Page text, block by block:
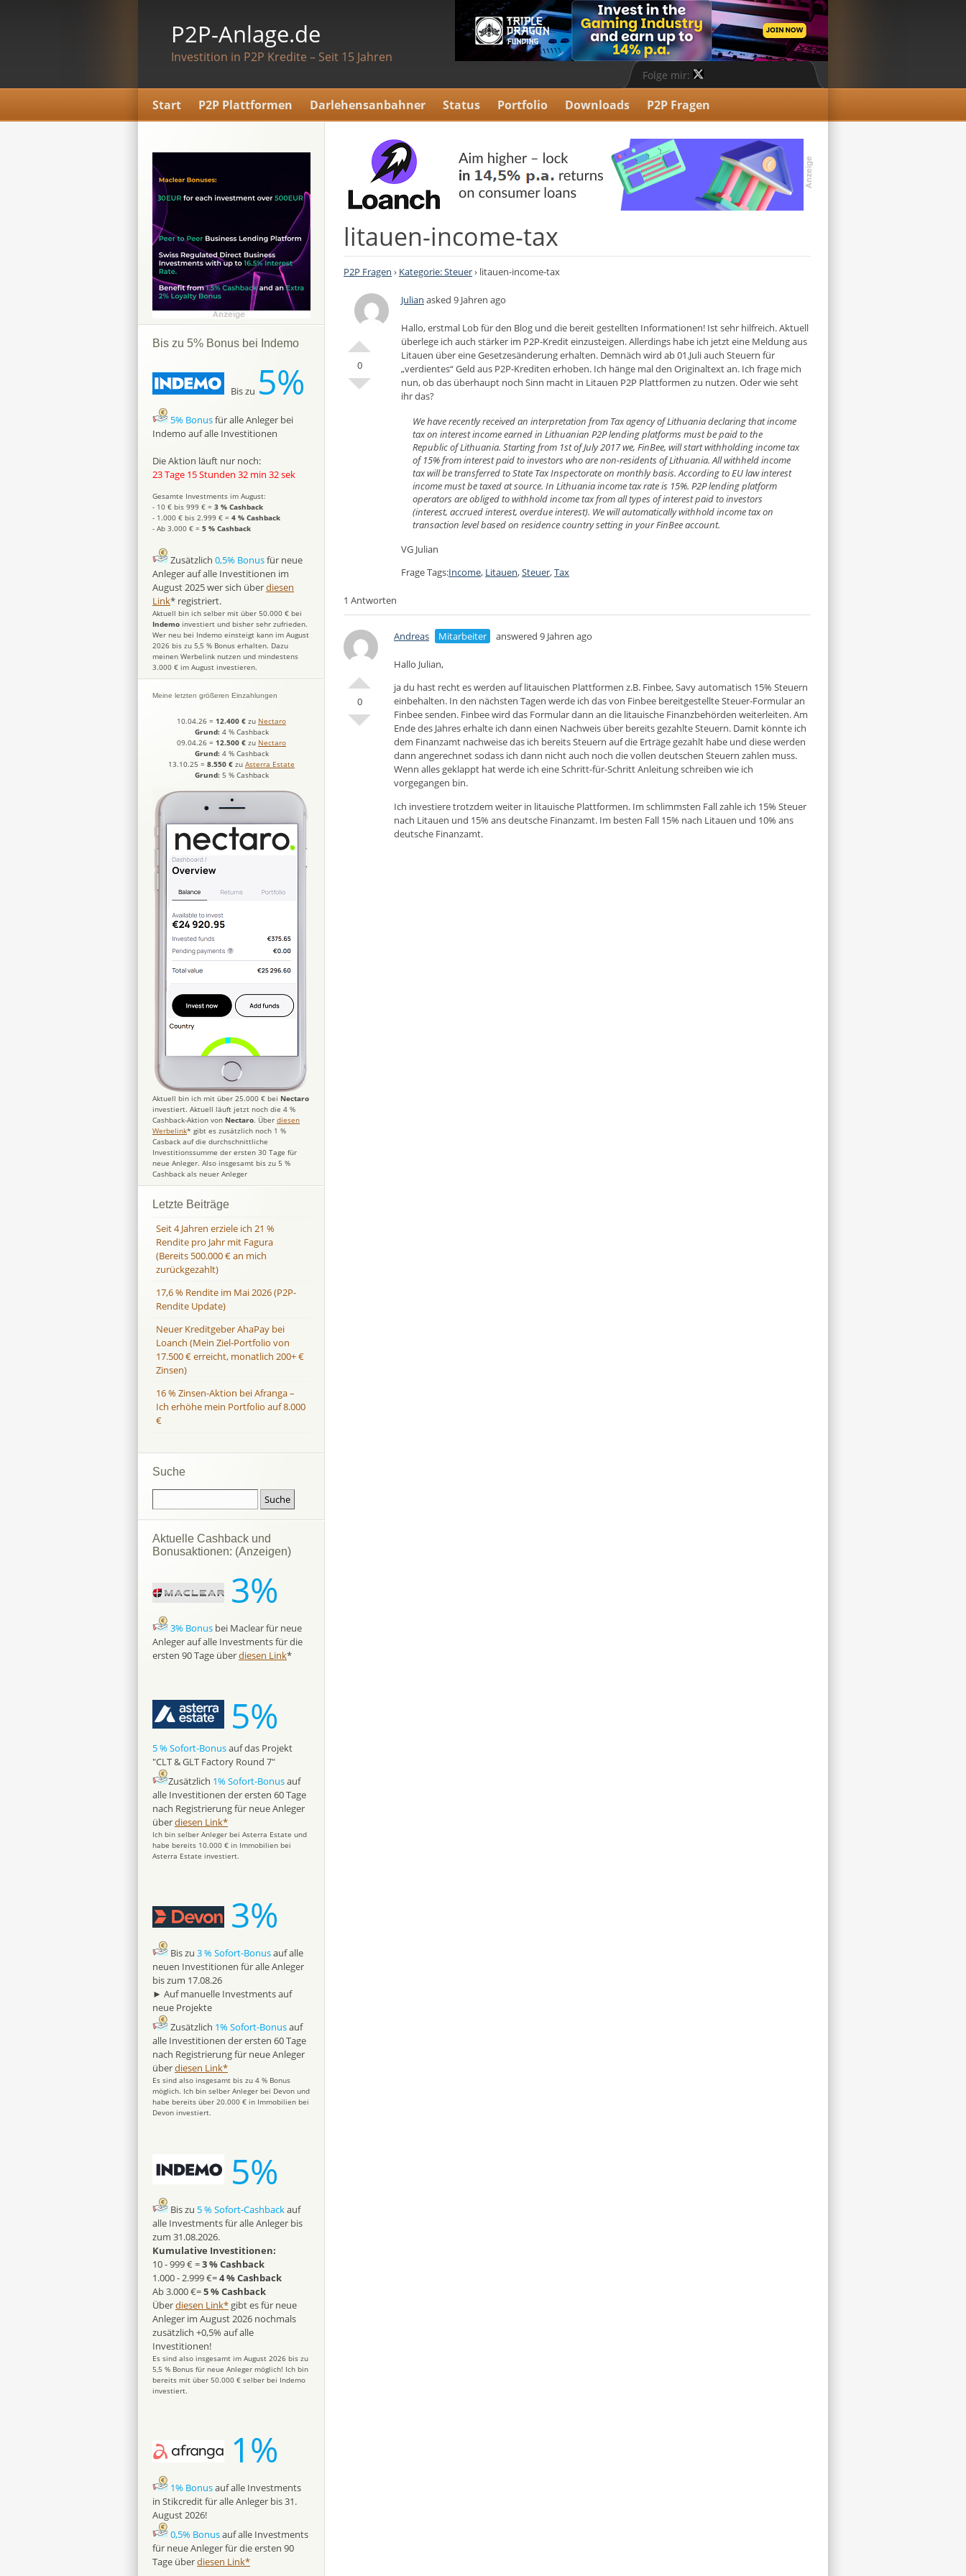
P2P-Anlage.de
Investition in P2P Kredite – Seit 15 Jahren
Folge mir:
Start P2P Plattformen Darlehensanbahner Status Portfolio Downloads P2P Fragen
litauen-income-tax
P2P Fragen › Kategorie: Steuer› litauen-income-tax
0
Julian asked 9 Jahren ago
Hallo, erstmal Lob für den Blog und die bereit gestellten Informationen! Ist sehr hilfreich. Aktuell
überlege ich auch stärker im P2P-Kredit einzusteigen. Allerdings habe ich jetzt eine Meldung aus
Litauen über eine Gesetzesänderung erhalten. Demnäch wird ab 01.Juli auch Steuern für
„verdientes“ Geld aus P2P-Krediten erhoben. Ich hänge mal den Originaltext an. Ich frage mich
nun, ob das überhaupt noch Sinn macht in Litauen P2P Plattformen zu nutzen. Oder wie seht
ihr das?
We have recently received an interpretation from Tax agency of Lithuania declaring that income
tax on interest income earned in Lithuanian P2P lending platforms must be paid to the
Republic of Lithuania. Starting from 1st of July 2017 we, FinBee, will start withholding income tax
of 15% from interest paid to investors who are non-residents of Lithuania. All withheld income
tax will be transferred to State Tax Inspectorate on monthly basis. According to EU law interest
income must be taxed at source. In Lithuania income tax rate is 15%. P2P lending platform
operators are obliged to withhold income tax from all types of interest paid to investors
(interest, accrued interest, overdue interest). We will automatically withhold income tax on
transaction level based on residence country setting in your FinBee account.
VG Julian
Frage Tags:Income, Litauen,Steuer,Tax
1 Antworten
0
Andreas Mitarbeiter answered 9 Jahren ago
Hallo Julian,
ja du hast recht es werden auf litauischen Plattformen z.B. Finbee, Savy automatisch 15% Steuern
einbehalten. In den nächsten Tagen werde ich das von Finbee bereitgestellte Steuer-Formular an
Finbee senden. Finbee wird das Formular dann an die litauische Finanzbehörden weiterleiten. Am
Ende des Jahres erhalte ich dann einen Nachweis über bereits gezahlte Steuern. Damit könnte ich
dem Finanzamt nachweise das ich bereits Steuern auf die Erträge gezahlt habe und diese werden
dann angerechnet sodass ich dann nicht auch noch die vollen deutschen Steuern zahlen muss.
Wenn alles geklappt hat werde ich eine Schritt-für-Schritt Anleitung schreiben wie ich
vorgegangen bin.
Ich investiere trotzdem weiter in litauische Plattformen. Im schlimmsten Fall zahle ich 15% Steuer
nach Litauen und 15% ans deutsche Finanzamt. Im besten Fall 15% nach Litauen und 10% ans
deutsche Finanzamt.
Bis zu 5% Bonus bei Indemo
Bis zu 5%
5% Bonusfür alle Anleger bei
Indemo auf alle Investitionen
Die Aktion läuft nur noch:
23 Tage 15 Stunden 32 min 31 sek
Gesamte Investments im August:
- 10 € bis 999 € = 3 % Cashback
- 1.000 € bis 2.999 € = 4 % Cashback
- Ab 3.000 € = 5 % Cashback
Zusätzlich 0,5% Bonusfür neue
Anleger auf alle Investitionen im
August 2025 wer sich überdiesen
Link* registriert.
Aktuell bin ich selber mit über 50.000 € bei
Indemo investiert und bisher sehr zufrieden.
Wer neu bei Indemo einsteigt kann im August
2026 bis zu 5,5 % Bonus erhalten. Dazu
meinen Werbelink nutzen und mindestens
3.000 € im August investieren.
Meine letzten größeren Einzahlungen
10.04.26 = 12.400 € zu Nectaro
Grund: 4 % Cashback
09.04.26 = 12.500 € zu Nectaro
Grund: 4 % Cashback
13.10.25 = 8.550 € zu Asterra Estate
Grund: 5 % Cashback
Aktuell bin ich mit über 25.000 € bei Nectaro
investiert. Aktuell läuft jetzt noch die 4 %
Cashback-Aktion von Nectaro. Über diesen
Werbelink* gibt es zusätzlich noch 1 %
Casback auf die durchschnittliche
Investitionssumme der ersten 30 Tage für
neue Anleger. Also insgesamt bis zu 5 %
Cashback als neuer Anleger
Letzte Beiträge
Seit 4 Jahren erziele ich 21 %
Rendite pro Jahr mit Fagura
(Bereits 500.000 € an mich
zurückgezahlt)
17,6 % Rendite im Mai 2026 (P2P-
Rendite Update)
Neuer Kreditgeber AhaPay bei
Loanch (Mein Ziel-Portfolio von
17.500 € erreicht, monatlich 200+ €
Zinsen)
16 % Zinsen-Aktion bei Afranga –
Ich erhöhe mein Portfolio auf 8.000
€
Suche
Aktuelle Cashback und
Bonusaktionen: (Anzeigen)
3%
3% Bonus bei Maclear für neue
Anleger auf alle Investments für die
ersten 90 Tage überdiesen Link*
5%
5 % Sofort-Bonusauf das Projekt
"CLT & GLT Factory Round 7"
Zusätzlich 1% Sofort-Bonusauf
alle Investitionen der ersten 60 Tage
nach Registrierung für neue Anleger
überdiesen Link*
Ich bin selber Anleger bei Asterra Estate und
habe bereits 10.000 € in Immobilien bei
Asterra Estate investiert.
3%
Bis zu 3 % Sofort-Bonusauf alle
neuen Investitionen für alle Anleger
bis zum 17.08.26
► Auf manuelle Investments auf
neue Projekte
Zusätzlich 1% Sofort-Bonusauf
alle Investitionen der ersten 60 Tage
nach Registrierung für neue Anleger
überdiesen Link*
Es sind also insgesamt bis zu 4 % Bonus
möglich. Ich bin selber Anleger bei Devon und
habe bereits über 20.000 € in Immobilien bei
Devon investiert.
5%
Bis zu 5 % Sofort-Cashbackauf
alle Investments für alle Anleger bis
zum 31.08.2026.
Kumulative Investitionen:
10 - 999 € =3 % Cashback
1.000 - 2.999 €=4 % Cashback
Ab 3.000 €=5 % Cashback
Überdiesen Link* gibt es für neue
Anleger im August 2026 nochmals
zusätzlich +0,5% auf alle
Investitionen!
Es sind also insgesamt im August 2026 bis zu
5,5 % Bonus für neue Anleger möglich! Ich bin
bereits mit über 50.000 € selber bei Indemo
investiert.
1%
1% Bonusauf alle Investments
in Stikcredit für alle Anleger bis 31.
August 2026!
0,5% Bonusauf alle Investments
für neue Anleger für die ersten 90
Tage überdiesen Link*